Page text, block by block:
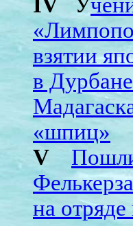
взятии
в
«шпиц»
V
на